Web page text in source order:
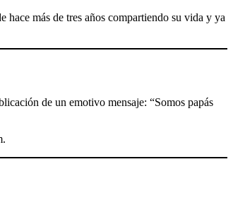
hace más de tres años compartiendo su vida y ya
de un emotivo mensaje: “Somos papás